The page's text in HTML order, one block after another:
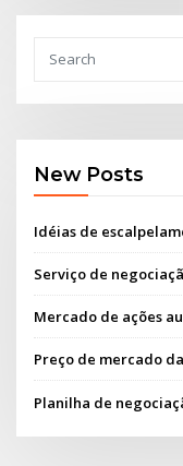
New Posts
Idéias de
Serviço de
Mercado de ações
Preço de mercado
Planilha de